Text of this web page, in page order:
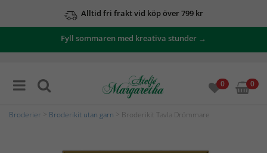
Alltid fri frakt vid köp över 799 kr
Fyll sommaren med kreativa stunder →
0 0
Broderier Broderikit utan garn > Broderikit Tavla Drömmare